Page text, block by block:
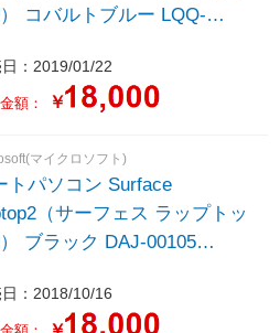
コバルトブルー LQQ-
/intel Core i7 /Office
/メモリ：8GB
：2019/01/22
額： ￥
マイクロソフト)
トパソコン Surface
（サーフェス ラップトッ
ブラック DAJ-00105
i7 /Office HomeandBusiness
リ：8GB /SSD：256GB
：2018/10/16